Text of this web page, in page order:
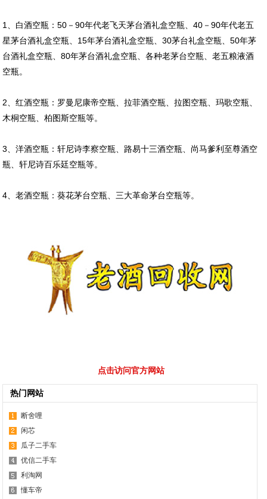
1、白酒空瓶：50－90年代老飞天茅台酒礼盒空瓶、40－90年代老五
星茅台酒礼盒空瓶、15年茅台酒礼盒空瓶、30茅台礼盒空瓶、50年茅
台酒礼盒空瓶、80年茅台酒礼盒空瓶、各种老茅台空瓶、老五粮液酒
空瓶。
2、红酒空瓶：罗曼尼康帝空瓶、拉菲酒空瓶、拉图空瓶、玛歌空瓶、
木桐空瓶、柏图斯空瓶等。
3、洋酒空瓶：轩尼诗李察空瓶、路易十三酒空瓶、尚马爹利至尊酒空
瓶、轩尼诗百乐廷空瓶等。
4、老酒空瓶：葵花茅台空瓶、三大革命茅台空瓶等。
点击访问官方网站
热门网站
断舍哩
闲芯
瓜子二手车
优信二手车
利淘网
懂车帝